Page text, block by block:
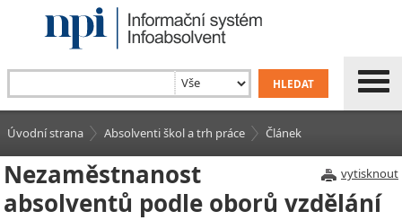
Úvodní strana Absolventi škol a trh práce Článek
vytisknout
Nezaměstnanost
absolventů podle oborů vzdělání